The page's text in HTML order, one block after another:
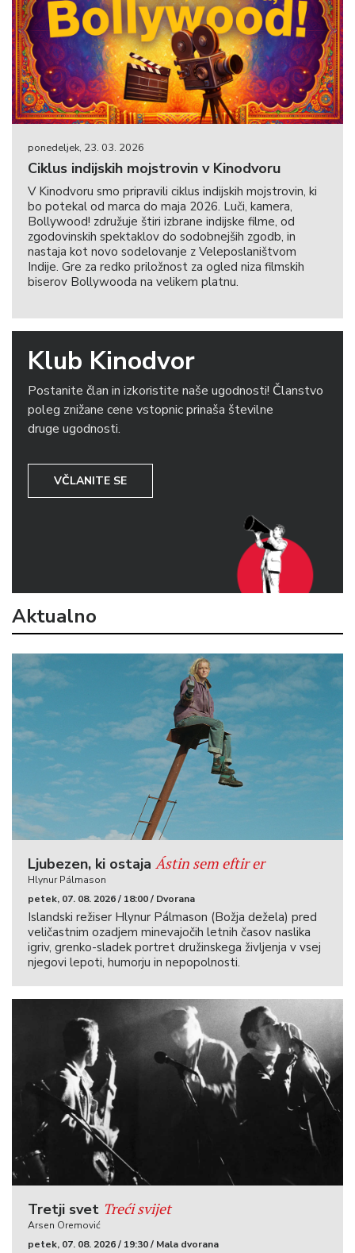
ponedeljek, 23. 03. 2026
Ciklus indijskih mojstrovin v Kinodvoru
V Kinodvoru smo pripravili ciklus indijskih mojstrovin, ki
bo potekal od marca do maja 2026. Luči, kamera,
Bollywood! združuje štiri izbrane indijske filme, od
zgodovinskih spektaklov do sodobnejših zgodb, in
nastaja kot novo sodelovanje z Veleposlaništvom
Indije. Gre za redko priložnost za ogled niza filmskih
biserov Bollywooda na velikem platnu.
Klub Kinodvor
Postanite član in izkoristite naše ugodnosti! Članstvo
poleg znižane cene vstopnic prinaša številne
druge ugodnosti.
VČLANITE SE
Aktualno
Ljubezen, ki ostaja Ástin sem eftir er
Hlynur Pálmason
petek, 07. 08. 2026 / 18:00 / Dvorana
Islandski režiser Hlynur Pálmason (Božja dežela) pred
veličastnim ozadjem minevajočih letnih časov naslika
igriv, grenko-sladek portret družinskega življenja v vsej
njegovi lepoti, humorju in nepopolnosti.
Tretji svet Treći svijet
Arsen Oremović
petek, 07. 08. 2026 / 19:30 / Mala dvorana